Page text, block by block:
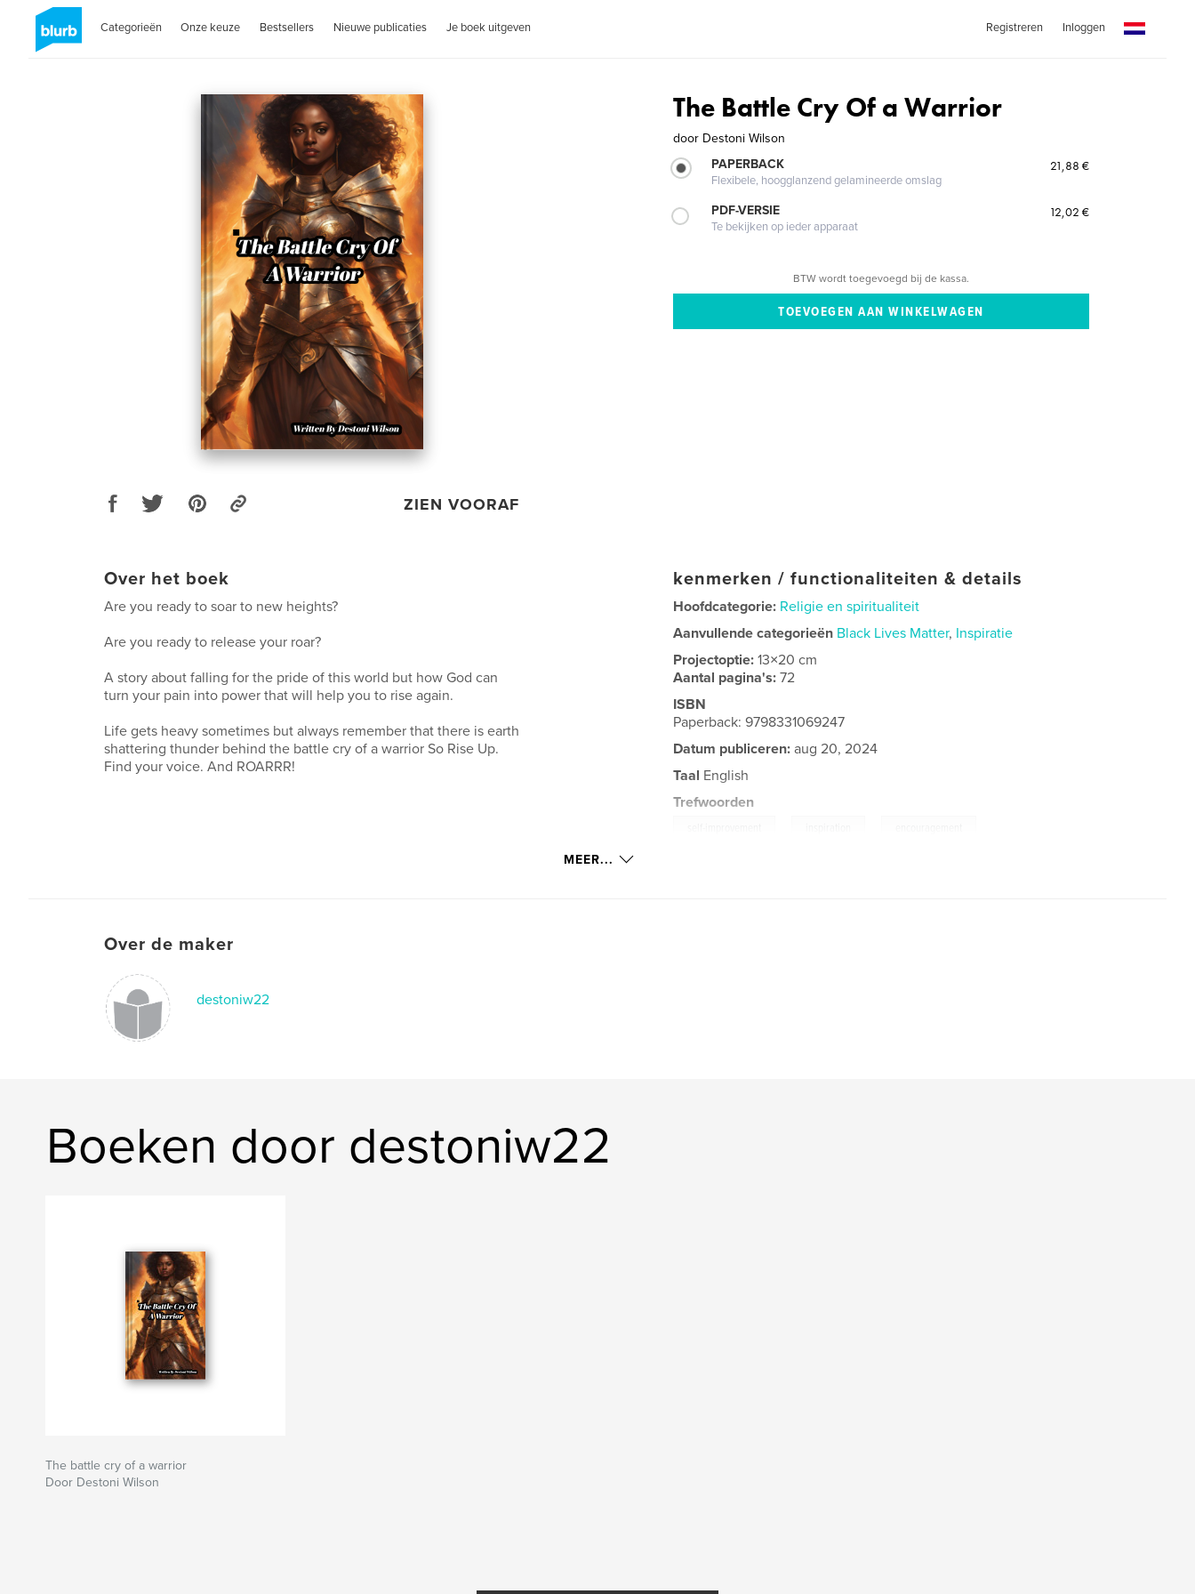
Categorieën Onze keuze Bestsellers Nieuwe publicaties Je boek uitgeven Registreren Inloggen
ZIEN VOORAF
The Battle Cry Of a Warrior
door Destoni Wilson
PAPERBACK
Flexibele, hoogglanzend gelamineerde omslag
21,88 €
PDF-VERSIE
Te bekijken op ieder apparaat
12,02 €
BTW wordt toegevoegd bij de kassa.
Over het boek
Are you ready to soar to new heights?
Are you ready to release your roar?
A story about falling for the pride of this world but how God can
turn your pain into power that will help you to rise again.
Life gets heavy sometimes but always remember that there is earth
shattering thunder behind the battle cry of a warrior So Rise Up.
Find your voice. And ROARRR!
kenmerken / functionaliteiten & details
Hoofdcategorie: Religie en spiritualiteit
Aanvullende categorieën Black Lives Matter, Inspiratie
Projectoptie:13×20 cm
Aantal pagina's:72
ISBN
Paperback: 9798331069247
Datum publiceren: aug 20, 2024
Taal English
Trefwoorden
MEER...
Over de maker
destoniw22
Boeken door destoniw22
The battle cry of a warrior
Door Destoni Wilson